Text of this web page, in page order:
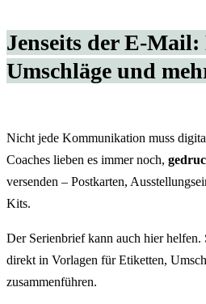
Jenseits der E-
Umschläge und
Nicht jede Kommunikation muss
Coaches lieben es immer noch,
versenden – Postkarten,
Kits.
Der Serienbrief kann auch hier
direkt in Vorlagen für Etiketten,
zusammenführen.